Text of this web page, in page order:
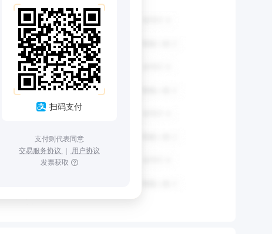
扫码支付
支付则代表同意
交易服务协议 ｜ 用户协议
发票获取